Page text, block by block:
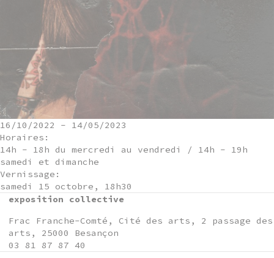
16/10/2022 - 14/05/2023
Horaires:
14h - 18h du mercredi au vendredi / 14h - 19h
samedi et dimanche
Vernissage:
samedi 15 octobre, 18h30
exposition collective
Frac Franche-Comté, Cité des arts, 2 passage des
arts, 25000 Besançon
03 81 87 87 40